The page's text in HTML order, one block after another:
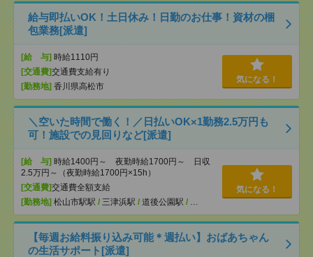
給与即払いOK！土日休み！日勤のお仕事！資材の梱
包業務[派遣]
[給 与] 時給1110円
[交通費]交通費支給有り
[勤務地] 香川県高松市
気になる！
＼空いた時間で働く！／日払いOK×1勤務2.5万円も
可！施設での見回りなど[派遣]
[給 与] 時給1400円～ 夜勤時給1700円～ 日収
2.5万円～（夜勤時給1700円×15h）
[交通費]交通費全額支給
[勤務地] 松山市駅駅 / 三津浜駅 / 道後公園駅 / …
気になる！
【毎週お給料振り込み可能＊週払い】おばあちゃん
の生活サポート[派遣]